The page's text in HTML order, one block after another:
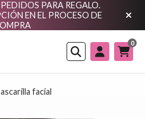
PARA REGALO.
EN EL PROCESO DE
Buscar
0
facial